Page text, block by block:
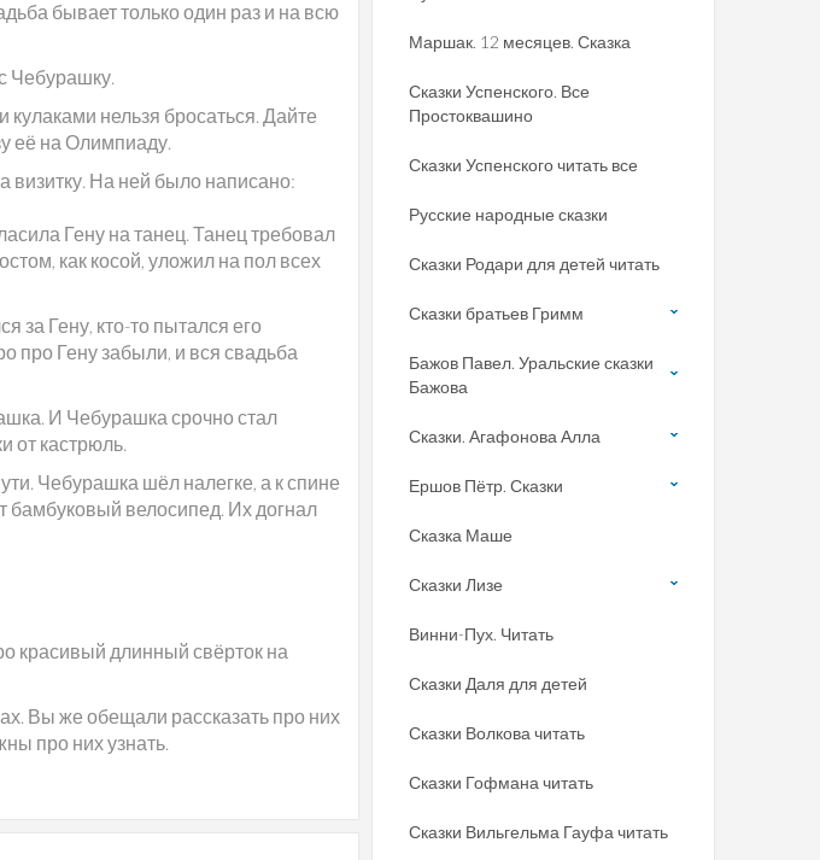
бывает только один раз и на всю
Чебурашку.
нельзя бросаться. Дайте
её на Олимпиаду.
На ней было написано:
Гену на танец. Танец требовал
как косой, уложил на пол всех
за Гену, кто-то пытался его
про Гену забыли, и вся свадьба
И Чебурашка срочно стал
от кастрюль.
Чебурашка шёл налегке, а к спине
бамбуковый велосипед. Их догнал
красивый длинный свёрток на
Вы же обещали рассказать про них
про них узнать.
Маршак. 12 месяцев. Сказка
Сказки Успенского. Все
Простоквашино
Сказки Успенского читать все
Русские народные сказки
Сказки Родари для детей читать
Сказки братьев Гримм
Бажов Павел. Уральские сказки
Бажова
Сказки. Агафонова Алла
Ершов Пётр. Сказки
Сказка Маше
Сказки Лизе
Винни-Пух. Читать
Сказки Даля для детей
Сказки Волкова читать
Сказки Гофмана читать
Сказки Вильгельма Гауфа читать